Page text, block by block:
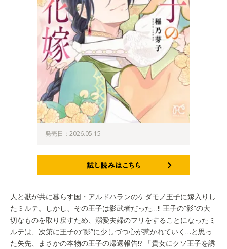
発売日：2026.05.15
人と獣が共に暮らす国・アルドハランのケダモノ王子に嫁入りし
たミルテ。しかし、その王子は影武者だった…!! 王子の“影”の大
切なものを取り戻すため、溺愛夫婦のフリをすることになったミ
ルテは、次第に王子の“影”に少しづつ心が惹かれていく…と思っ
た矢先、まさかの本物の王子の帰還報告!? 「貴女にクソ王子を誘